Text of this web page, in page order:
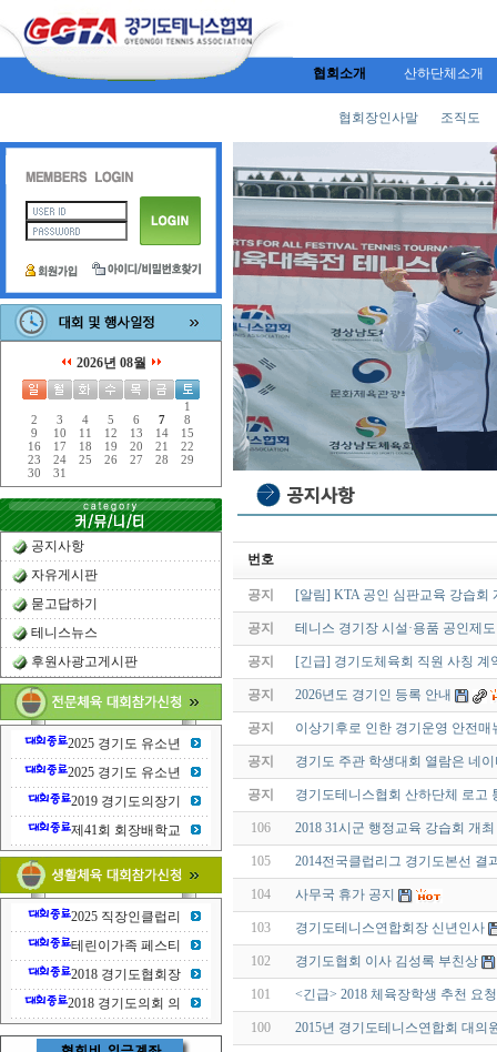
협회소개 산하단체소개
협회장인사말 조직도
2026년 08월
1
2
3 4 5 6 7
8
9
10 11 12 13 14
15
16
17 18 19 20 21
22
23
24 25 26 27 28
29
30
31
공지사항
자유게시판
묻고답하기
테니스뉴스
후원사광고게시판
2025 경기도 유소년
2025 경기도 유소년
2019 경기도의장기
제41회 회장배학교
2025 직장인클럽리
테린이가족 페스티
2018 경기도협회장
2018 경기도의회 의
번호
공지 [알림] KTA 공인 심판교육 강습회
공지 테니스 경기장 시설·용품 공인제
공지 [긴급] 경기도체육회 직원 사칭 계
공지 2026년도 경기인 등록 안내
공지 이상기후로 인한 경기운영 안전매
공지 경기도 주관 학생대회 열람은 네
공지 경기도테니스협회 산하단체 로고
106 2018 31시군 행정교육 강습회 개
105 2014전국클럽리그 경기도본선 결
104 사무국 휴가 공지
103 경기도테니스연합회장 신년인사
102 경기도협회 이사 김성록 부친상
101 <긴급> 2018 체육장학생 추천 요청
100 2015년 경기도테니스연합회 대의